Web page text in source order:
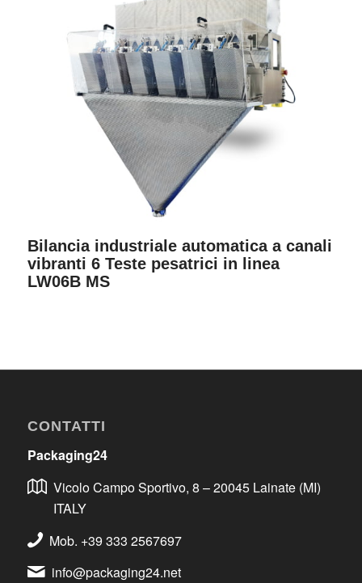
Bilancia industriale automatica a canali
vibranti 6 Teste pesatrici in linea
LW06B MS
CONTATTI
Packaging24
Vicolo Campo Sportivo, 8 – 20045 Lainate (MI)
ITALY
Mob. +39 333 2567697
info@packaging24.net